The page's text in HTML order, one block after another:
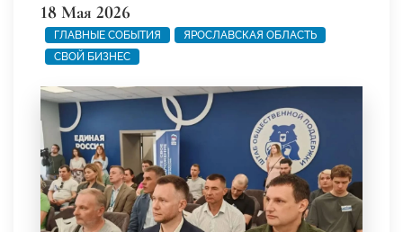
18 Мая 2026
ГЛАВНЫЕ СОБЫТИЯ
ЯРОСЛАВСКАЯ ОБЛАСТЬ
СВОЙ БИЗНЕС